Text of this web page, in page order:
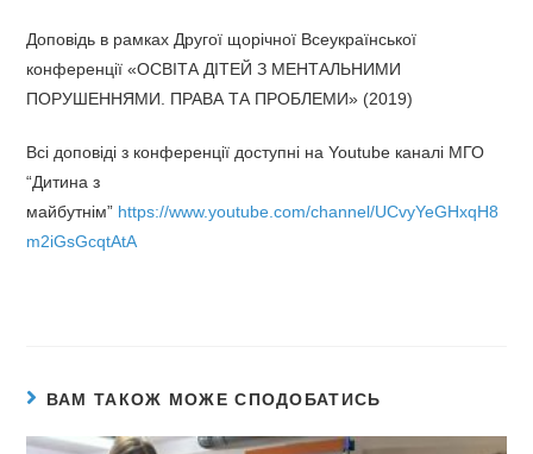
Доповідь в рамках Другої щорічної Всеукраїнської
конференції «ОСВІТА ДІТЕЙ З МЕНТАЛЬНИМИ
ПОРУШЕННЯМИ. ПРАВА ТА ПРОБЛЕМИ» (2019)
Всі доповіді з конференції доступні на Youtube каналі МГО
“Дитина з
майбутнім” https://www.youtube.com/channel/UCvyYeGHxqH8
m2iGsGcqtAtA
ВАМ ТАКОЖ МОЖЕ СПОДОБАТИСЬ